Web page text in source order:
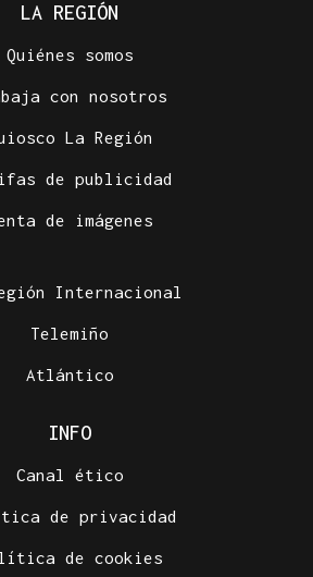
LA REGIÓN
Quiénes somos
con nosotros
La Región
de publicidad
de imágenes
Internacional
Telemiño
Atlántico
INFO
Canal ético
de privacidad
de cookies